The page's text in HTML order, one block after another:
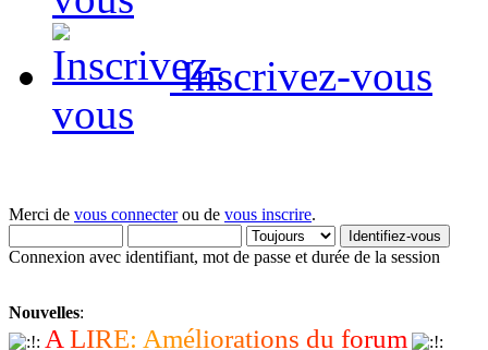
Inscrivez-vous
Merci de vous connecterou de vous inscrire.
Connexion avec identifiant, mot de passe et durée de la session
Nouvelles:
A LIRE: Améliorations du forum